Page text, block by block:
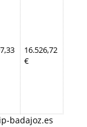
16.526,72
€
badajoz.es